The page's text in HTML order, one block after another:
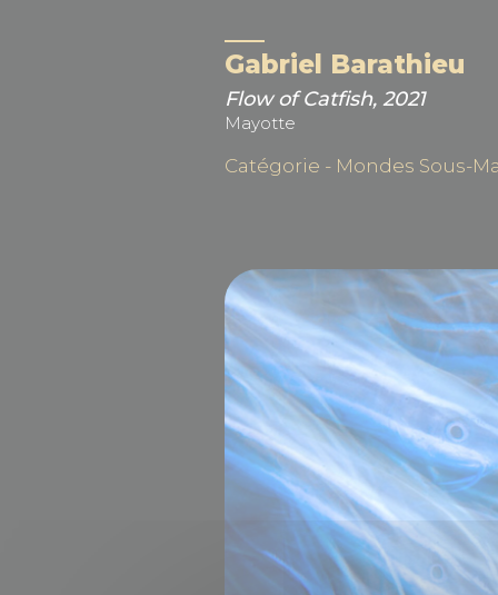
Gabriel Barathieu
Flow of Catfish, 2021
Mayotte
Catégorie - Mondes Sous-